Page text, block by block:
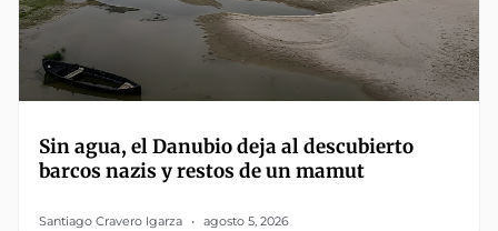
Sin agua, el Danubio deja al descubierto
barcos nazis y restos de un mamut
Santiago Cravero Igarza agosto 5, 2026